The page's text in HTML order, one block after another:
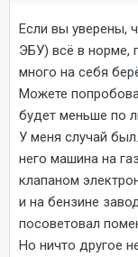
Если вы уверены,
ЭБУ) всё в норме,
много на себя
Можете
будет меньше по
У меня случай
него машина на
клапаном
и на бензине
посоветовал
Но ничто другое